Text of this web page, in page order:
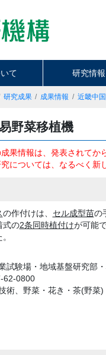
て 研究情
研究成果 成果情報 近畿中
野菜移植機
果情報は、発表されてか
については、なるべく新
の作付けは、 セル成型苗の
式の2条同時植付けが可能
試験場・地域基盤研究部
62-0800
術、野菜・花き・茶(野菜)